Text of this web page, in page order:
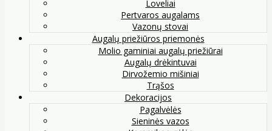
Loveliai
Pertvaros augalams
Vazonų stovai
Augalų priežiūros priemonės
Molio gaminiai augalų priežiūrai
Augalų drėkintuvai
Dirvožemio mišiniai
Trąšos
Dekoracijos
Pagalvėlės
Sieninės vazos